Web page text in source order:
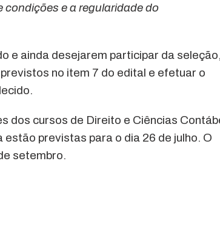
e a regularidade do
e ainda desejarem participar da
no item 7 do edital e efetuar o
dos cursos de Direito e Ciências
previstas para o dia 26 de julho. O
setembro.